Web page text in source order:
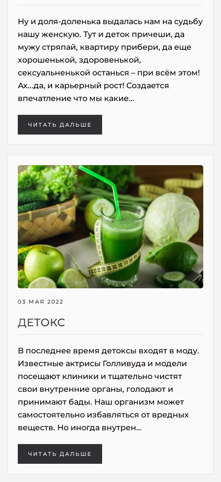
Ну и доля-доленька выдалась нам на судьбу
нашу женскую. Тут и деток причеши, да
мужу стряпай, квартиру прибери, да еще
хорошенькой, здоровенькой,
сексуальненькой останься – при всём этом!
Ах...да, и карьерный рост! Создается
впечатление что мы какие…
ЧИТАТЬ ДАЛЬШЕ
03 МАЯ 2022
ДЕТОКС
В последнее время детоксы входят в моду.
Известные актрисы Голливуда и модели
посещают клиники и тщательно чистят
свои внутренние органы, голодают и
принимают бады. Наш организм может
самостоятельно избавляться от вредных
веществ. Но иногда внутрен…
ЧИТАТЬ ДАЛЬШЕ